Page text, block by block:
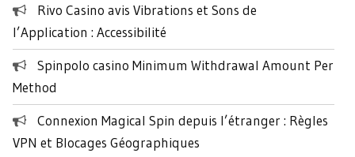
k
:
Rivo Casino avis Vibrations et Sons de
l’Application : Accessibilité
Spinpolo casino Minimum Withdrawal Amount Per
Method
Connexion Magical Spin depuis l’étranger : Règles
VPN et Blocages Géographiques